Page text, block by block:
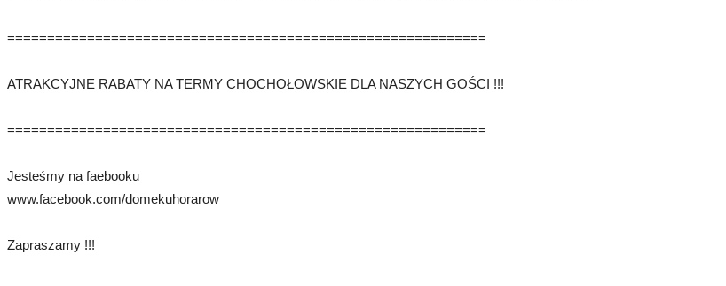
============================================================
ATRAKCYJNE RABATY NA TERMY CHOCHOŁOWSKIE DLA NASZYCH GOŚCI !!!
============================================================
Jesteśmy na faebooku
www.facebook.com/domekuhorarow
Zapraszamy !!!